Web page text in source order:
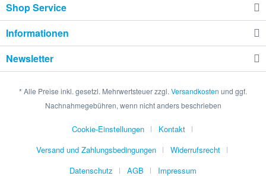
Shop Service
Informationen
Newsletter
* Alle Preise inkl. gesetzl. Mehrwertsteuer zzgl. Versandkosten und ggf.
Nachnahmegebühren, wenn nicht anders beschrieben
Cookie-Einstellungen
Kontakt
Versand und Zahlungsbedingungen
Widerrufsrecht
Datenschutz
AGB Impressum